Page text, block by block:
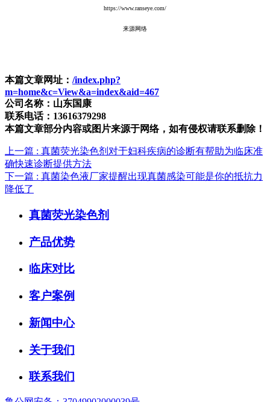
https://www.ranseye.com/
来源网络
本篇文章网址： /index.php?
m=home&c=View&a=index&aid=467
公司名称：山东国康
联系电话：13616379298
本篇文章部分内容或图片来源于网络，如有侵权请联系删除！
上一篇 : 真菌荧光染色剂对于妇科疾病的诊断有帮助为临床准
确快速诊断提供方法
下一篇 : 真菌染色液厂家提醒出现真菌感染可能是你的抵抗力
降低了
真菌荧光染色剂
产品优势
临床对比
客户案例
新闻中心
关于我们
联系我们